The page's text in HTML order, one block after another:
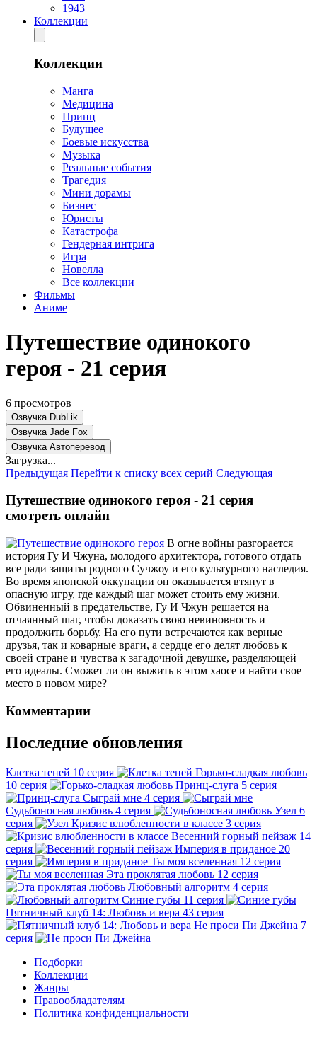
1943
Коллекции
Коллекции
Манга
Медицина
Принц
Будущее
Боевые искусства
Музыка
Реальные события
Трагедия
Мини дорамы
Бизнес
Юристы
Катастрофа
Гендерная интрига
Игра
Новелла
Все коллекции
Фильмы
Аниме
Путешествие одинокого
героя - 21 серия
6 просмотров
Озвучка DubLik
Озвучка Jade Fox
Озвучка Автоперевод
Загрузка...
Предыдущая Перейти к списку всех серий Следующая
Путешествие одинокого героя - 21 серия
смотреть онлайн
В огне войны разгорается
история Гу И Чжуна, молодого архитектора, готового отдать
все ради защиты родного Сучжоу и его культурного наследия.
Во время японской оккупации он оказывается втянут в
опасную игру, где каждый шаг может стоить ему жизни.
Обвиненный в предательстве, Гу И Чжун решается на
отчаянный шаг, чтобы доказать свою невиновность и
продолжить борьбу. На его пути встречаются как верные
друзья, так и коварные враги, а сердце его делят любовь к
своей стране и чувства к загадочной девушке, разделяющей
его идеалы. Сможет ли он выжить в этом хаосе и найти свое
место в новом мире?
Комментарии
Последние обновления
Клетка теней 10 серия
Горько-сладкая любовь
10 серия
Принц-слуга 5 серия
Сыграй мне 4 серия
Судьбоносная любовь 4 серия Узел 6
серия
Кризис влюбленности в классе 3 серия
Весенний горный пейзаж 14
серия
Империя в приданое 20
серия
Ты моя вселенная 12 серия
Эта проклятая любовь 12 серия
Любовный алгоритм 4 серия
Синие губы 11 серия
Пятничный клуб 14: Любовь и вера 43 серия
Не проси Пи Джейна 7
серия
Подборки
Коллекции
Жанры
Правообладателям
Политика конфиденциальности